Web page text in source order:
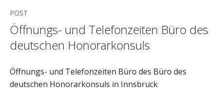
POST
Öffnungs- und Telefonzeiten Büro des
deutschen Honorarkonsuls
Öffnungs- und Telefonzeiten Büro des Büro des
deutschen Honorarkonsuls in Innsbruck